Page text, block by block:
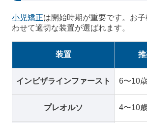
小児矯正は開始時期が重要です。お
わせて適切な装置が選ばれます。
装置
インビザラインファースト 6〜10
プレオルソ 4〜10